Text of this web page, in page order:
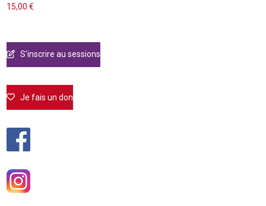
15,00€
S'inscrire au sessions
Je fais un don